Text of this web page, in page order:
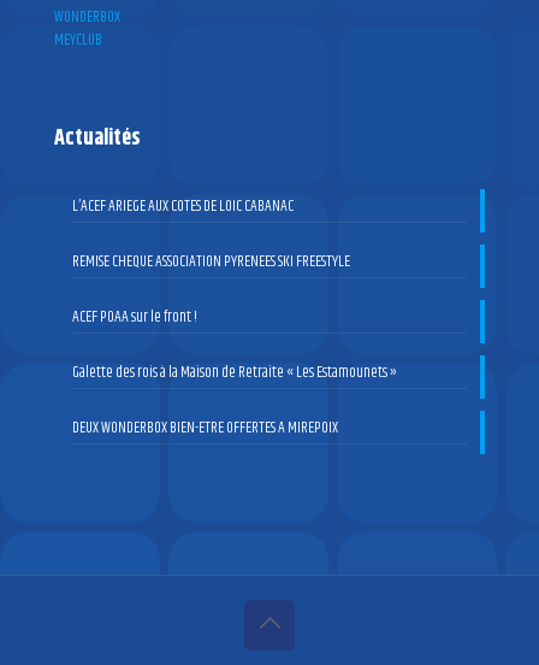
WONDERBOX
MEYCLUB
Actualités
L’ACEF ARIEGE AUX COTES DE LOIC CABANAC
REMISE CHEQUE ASSOCIATION PYRENEES SKI FREESTYLE
ACEF POAA sur le front !
Galette des rois à la Maison de Retraite « Les Estamounets »
DEUX WONDERBOX BIEN-ETRE OFFERTES A MIREPOIX